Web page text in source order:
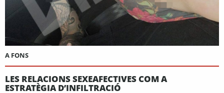
A FONS
LES RELACIONS SEXEAFECTIVES COM A
ESTRATÈGIA D’INFILTRACIÓ